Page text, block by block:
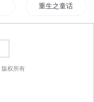
重生之童话不在真
版权所有